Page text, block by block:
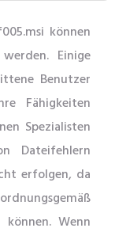
können
Einige
Benutzer
Fähigkeiten
Spezialisten
Dateifehlern
erfolgen, da
Wenn